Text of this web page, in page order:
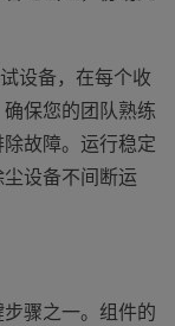
设备，在每个收
保您的团队熟练
故障。运行稳定
设备不间断运
骤之一。组件的